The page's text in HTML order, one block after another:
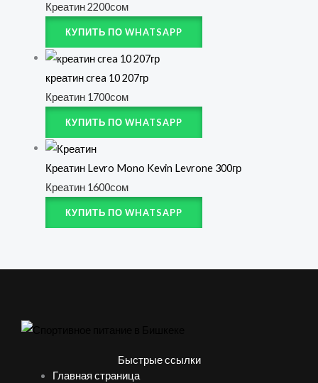
Креатин2200сом
КУПИТЬ ПО WHATSAPP
креатин crea 10 207гр
Креатин 1700сом
КУПИТЬ ПО WHATSAPP
Креатин Levro Mono Kevin Levrone 300гр
Креатин 1600сом
КУПИТЬ ПО WHATSAPP
Быстрые ссылки
Главная страница